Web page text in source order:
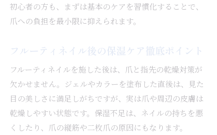
初心者の方も、まずは基本のケアを習慣化することで、
爪への負担を最小限に抑えられます。
フルーティネイル後の保湿ケア徹底ポイント
フルーティネイルを施した後は、爪と指先の乾燥対策が
欠かせません。ジェルやカラーを塗布した直後は、見た
目の美しさに満足しがちですが、実は爪や周辺の皮膚は
乾燥しやすい状態です。保湿不足は、ネイルの持ちを悪
くしたり、爪の縦筋や二枚爪の原因にもなります。